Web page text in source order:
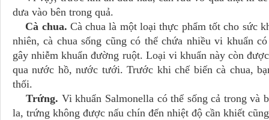
dưa vào bên trong quả.
Cà chua. Cà chua là một loại thực phẩm tốt cho sức
nhiên, cà chua sống cũng có thể chứa nhiều vi khuẩn
gây nhiễm khuẩn đường ruột. Loại vi khuẩn này còn
qua nước hồ, nước tưới. Trước khi chế biến cà chua,
thối.
Trứng. Vi khuẩn Salmonella có thể sống cả trong
la, trứng không được nấu chín đến nhiệt độ cần khiết